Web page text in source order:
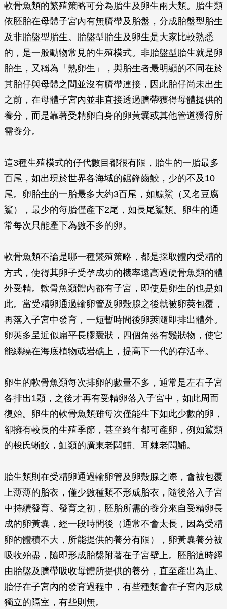
軟骨魚類的繁殖策略可分為胎生及卵生兩大類。胎生類
依胚胎在母體子宮內有無臍帶及胎盤，分成胎盤型胎生
及非胎盤型胎生。胎盤型胎生及卵生是大家比較熟悉
的，是一般動物常見的生殖模式。非胎盤型胎生就是卵
胎生，又稱為「熟卵生」，與胎生者最明顯的不同在於
其胎仔與母體之間並沒有臍帶連接，因此胎仔尚未出生
之前，在母體子宮內並非直接透過臍帶獲得母體提供的
養分，而是靠著受精卵自身的卵黃囊或其他管道獲得所
需養分。
這3種生殖模式的仔代數目都很有限，胎生的一胎最多
百尾，如出現於世界各海域的鋸鋒齒鮫，少的不及10
尾。卵胎生的一胎最多大約3百尾，如鯨鯊（又名豆腐
鯊），最少的每胎僅產下2尾，如長尾鯊類。卵生的通
常每次只能產下為數不多的卵。
軟骨魚類不論是哪一種繁殖策略，都是採取體內受精的
方式，使得其卵子受孕成功的機率遠高過硬骨魚類的體
外受精。軟骨魚類體內都有子宮，即使是卵生的也是如
此。當受精卵通過輸卵管及卵殼腺之後就被卵莢包覆，
再落入子宮中發育，一短暫時間後卵莢隨即排出體外。
卵莢多呈近似扁平長膠囊狀，四個角落有鬚狀物，使它
能纏繞在海底植物或岩礁上，提高下一代的存活率。
卵生的軟骨魚類每次排卵的數量不多，通常是左右子宮
各排出1顆，之後才再有受精卵落入子宮中，如此周而
復始。卵生的軟骨魚類雖每次僅能生下如此少數的卵，
卻擁有較長的生殖季節，甚至終年都可產卵，例如鯊類
的梭氏蜥鮫，魟類的廣東老闆鯆、耳棘老闆鯆。
胎生類則在受精卵通過輸卵管及卵殼腺之際，會被包覆
上薄薄的胎衣，僅少數種類不形成胎衣，隨後落入子宮
中持續發育。發育之初，胚胎所需的養分來自受精卵長
成的卵黃囊，經一段時間後（通常不會太長，因為受精
卵的體積不大，所能提供的養分有限），卵黃囊養分被
吸收殆盡，隨即形成胎盤附著在子宮壁上。胚胎這時經
由胎盤及臍帶吸收母體所提供的養分，直至產出為止。
胎仔在子宮內的發育過程中，有些種類會在子宮內形成
獨立的隔室，有些則無。